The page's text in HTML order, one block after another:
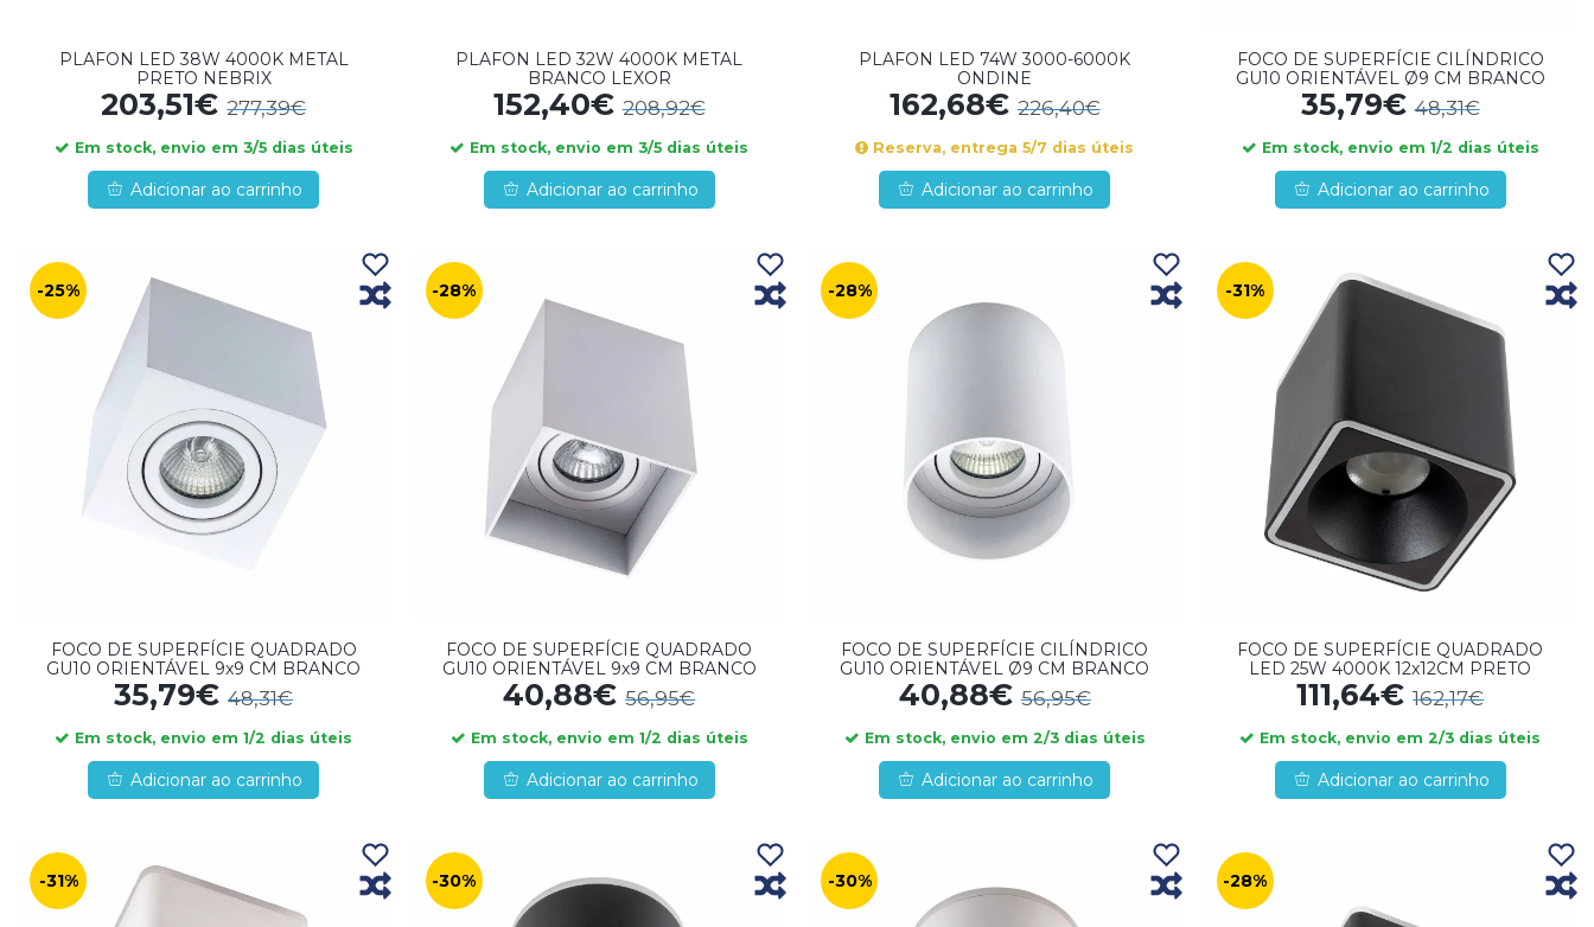
PLAFON LED 38W 4000K METAL
PRETO NEBRIX
203,51€277,39€
Em stock, envio em 3/5 dias úteis
Adicionar ao carrinho
PLAFON LED 32W 4000K METAL
BRANCO LEXOR
152,40€208,92€
Em stock, envio em 3/5 dias úteis
Adicionar ao carrinho
PLAFON LED 74W 3000-6000K
ONDINE
162,68€226,40€
Reserva, entrega 5/7 dias úteis
Adicionar ao carrinho
FOCO DE SUPERFÍCIE CILÍNDRICO
GU10 ORIENTÁVEL Ø9 CM BRANCO
35,79€48,31€
Em stock, envio em 1/2 dias úteis
Adicionar ao carrinho
-25%
FOCO DE SUPERFÍCIE QUADRADO
GU10 ORIENTÁVEL 9x9 CM BRANCO
35,79€48,31€
Em stock, envio em 1/2 dias úteis
Adicionar ao carrinho
-28%
FOCO DE SUPERFÍCIE QUADRADO
GU10 ORIENTÁVEL 9x9 CM BRANCO
40,88€56,95€
Em stock, envio em 1/2 dias úteis
Adicionar ao carrinho
-28%
FOCO DE SUPERFÍCIE CILÍNDRICO
GU10 ORIENTÁVEL Ø9 CM BRANCO
40,88€56,95€
Em stock, envio em 2/3 dias úteis
Adicionar ao carrinho
-31%
FOCO DE SUPERFÍCIE QUADRADO
LED 25W 4000K 12x12CM PRETO
111,64€162,17€
Em stock, envio em 2/3 dias úteis
Adicionar ao carrinho
-31% -30% -30% -28%